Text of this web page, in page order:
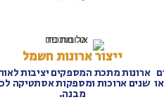
ייצור ארונות חשמל
ארונות מתכת המספקים יציבות לאורך
שנים ארוכות ומספקות אסתטיקה לכל
מבנה.